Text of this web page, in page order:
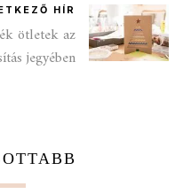
HÍR
ötletek az
jegyében